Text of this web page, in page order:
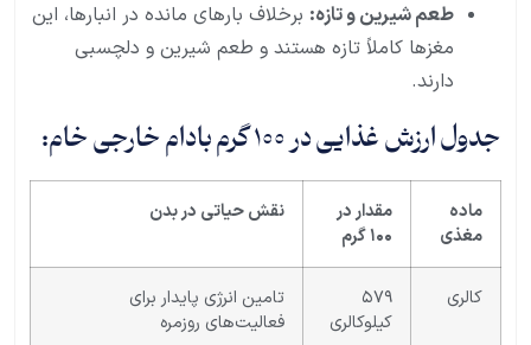
طعم شیرین و تازه: برخلاف بارهای مانده در انبارها، این
مغزها کاملاً تازه هستند و طعم شیرین و دلچسبی
دارند.
جدول ارزش غذایی در 100 گرم بادام خارجی خام:
ماده
مغذی
مقدار در
۱۰۰گرم
نقش حیاتی در بدن
کالری
۵۷۹
کیلوکالری
تامین انرژی پایدار برای
فعالیت‌های روزمره